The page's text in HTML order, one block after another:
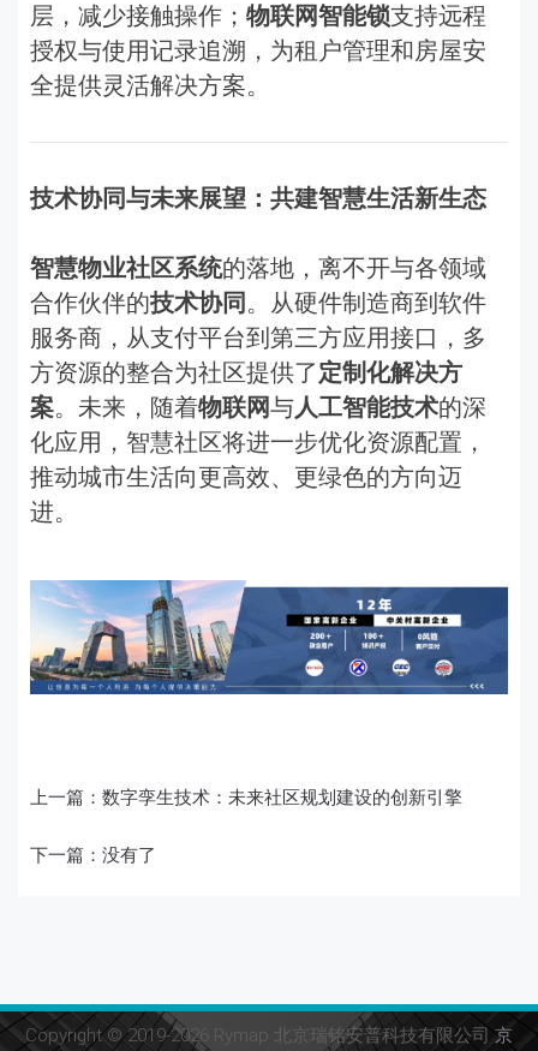
层，减少接触操作； 物联网智能锁支持远程
授权与使用记录追溯，为租户管理和房屋安
全提供灵活解决方案。
技术协同与未来展望：共建智慧生活新生态
智慧物业社区系统的落地，离不开与各领域
合作伙伴的技术协同 。从硬件制造商到软件
服务商，从支付平台到第三方应用接口，多
方资源的整合为社区提供了定制化解决方
案。未来，随着物联网与人工智能技术的深
化应用，智慧社区将进一步优化资源配置，
推动城市生活向更高效、更绿色的方向迈
进。
上一篇： 数字孪生技术：未来社区规划建设的创新引擎
下一篇：没有了
Copyright © 2019-2026 Rymap 北京瑞铭安普科技有限公司京